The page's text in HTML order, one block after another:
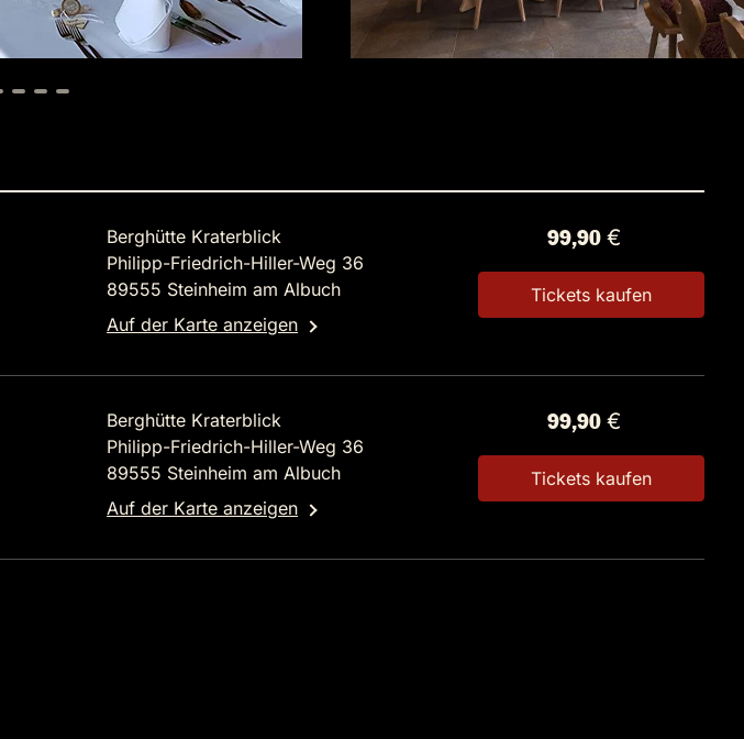
Berghütte Kraterblick
Philipp-Friedrich-Hiller-Weg 36
89555 Steinheim am Albuch
Auf der Karte anzeigen
99,90 €
Tickets kaufen
Berghütte Kraterblick
Philipp-Friedrich-Hiller-Weg 36
89555 Steinheim am Albuch
Auf der Karte anzeigen
99,90 €
Tickets kaufen